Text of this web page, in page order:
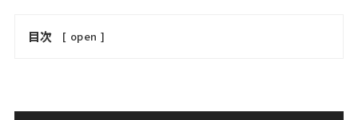
目次 [ open ]